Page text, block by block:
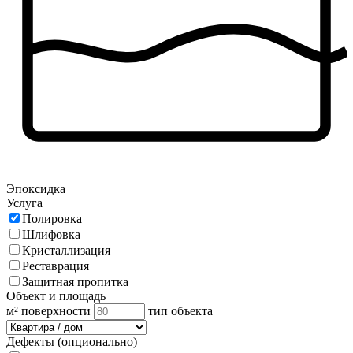
Эпоксидка
Услуга
Полировка
Шлифовка
Кристаллизация
Реставрация
Защитная пропитка
Объект и площадь
м² поверхности
тип объекта
Дефекты (опционально)